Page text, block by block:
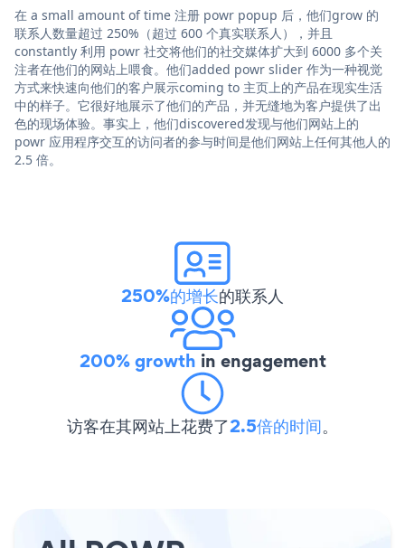
在 a small amount of time 注册 powr popup 后，他们grow 的
联系人数量超过 250%（超过 600 个真实联系人），并且
constantly 利用 powr 社交将他们的社交媒体扩大到 6000 多个关
注者在他们的网站上喂食。他们added powr slider 作为一种视觉
方式来快速向他们的客户展示coming to 主页上的产品在现实生活
中的样子。它很好地展示了他们的产品，并无缝地为客户提供了出
色的现场体验。事实上，他们discovered发现与他们网站上的
powr 应用程序交互的访问者的参与时间是他们网站上任何其他人的
2.5 倍。
250%的增长的联系人
200% growth in engagement
访客在其网站上花费了2.5倍的时间。